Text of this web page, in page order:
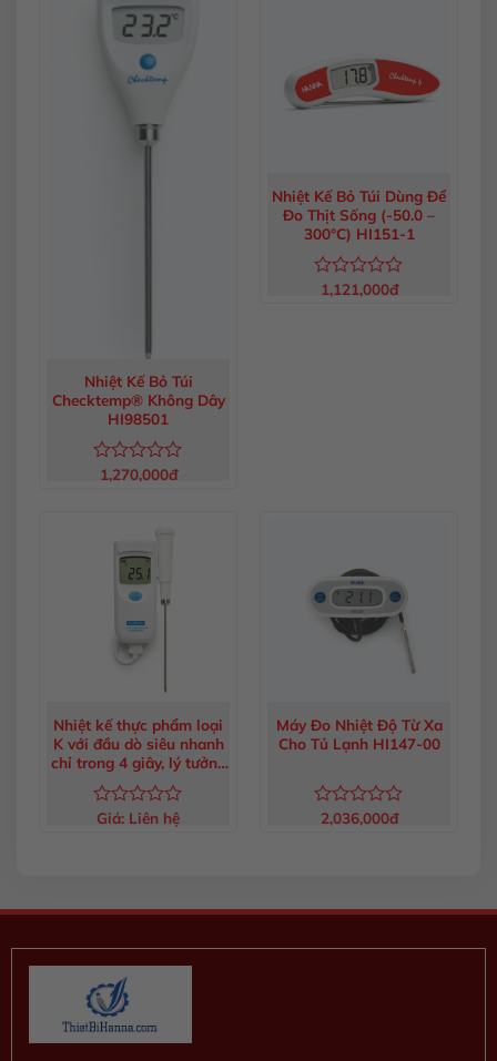
Nhiệt Kế Bỏ Túi
Checktemp® Không Dây
HI98501
Được
1,270,000đ
Nhiệt Kế Bỏ Túi Dùng Để
Đo Thịt Sống (-50.0 –
300°C) HI151-1
Được
1,121,000đ
Nhiệt kế thực phẩm loại
K với đầu dò siêu nhanh
chỉ trong 4 giây, lý tưởng
cho HACCP
Được
sao
Giá: Liên hệ
Máy Đo Nhiệt Độ Từ Xa
Cho Tủ Lạnh HI147-00
Được
sao
2,036,000đ